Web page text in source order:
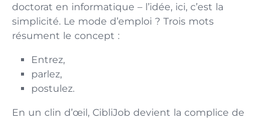
doctorat en informatique – l’idée, ici, c’est la
simplicité. Le mode d’emploi ? Trois mots
résument le concept :
Entrez,
parlez,
postulez.
En un clin d’œil, CibliJob devient la complice de